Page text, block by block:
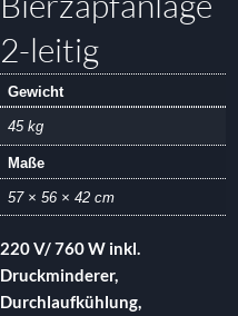
2-leitig
Gewicht
45 kg
Maße
57 × 56 × 42 cm
220 V/ 760 W inkl.
Druckminderer,
Durchlaufkühlung,